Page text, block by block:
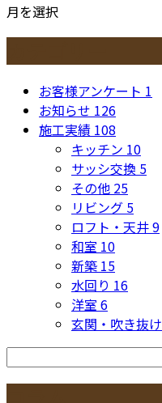
月を選択
お客様アンケート 1
お知らせ 126
施工実績 108
キッチン 10
サッシ交換 5
その他 25
リビング 5
ロフト・天井9
和室 10
新築 15
水回り 16
洋室 6
玄関・吹き抜け